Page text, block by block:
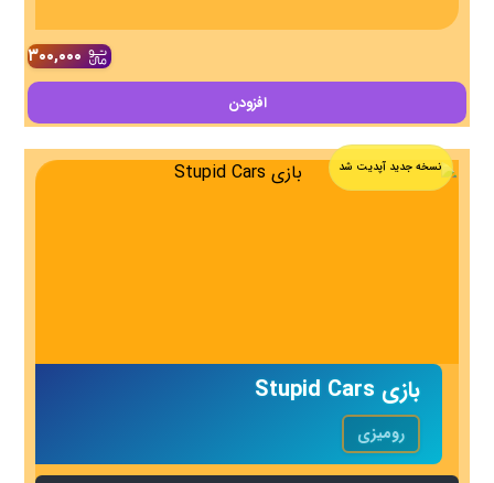
۳۰۰,۰۰۰
افزودن
بازی Stupid Cars
رومیزی
نسخه جدید آپدیت شد